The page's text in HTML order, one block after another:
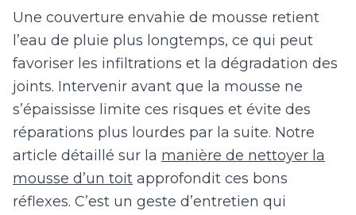
Une couverture envahie de mousse retient
l’eau de pluie plus longtemps, ce qui peut
favoriser les infiltrations et la dégradation des
joints. Intervenir avant que la mousse ne
s’épaississe limite ces risques et évite des
réparations plus lourdes par la suite. Notre
article détaillé sur la manière de nettoyer la
mousse d’un toit approfondit ces bons
réflexes. C’est un geste d’entretien qui